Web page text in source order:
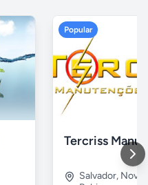
Popular
Salvador, Nova